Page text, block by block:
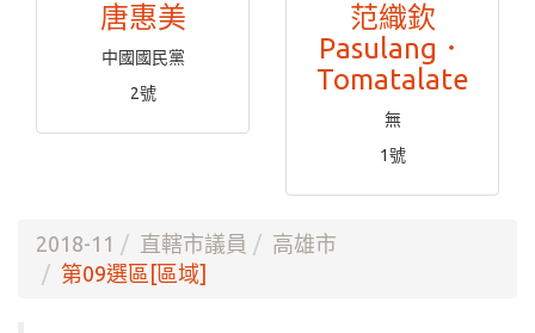
唐惠美
中國國民黨
2號
范織欽
Pasulang．
Tomatalate
無
1號
2018-11 直轄市議員
高雄市
第09選區[區域]